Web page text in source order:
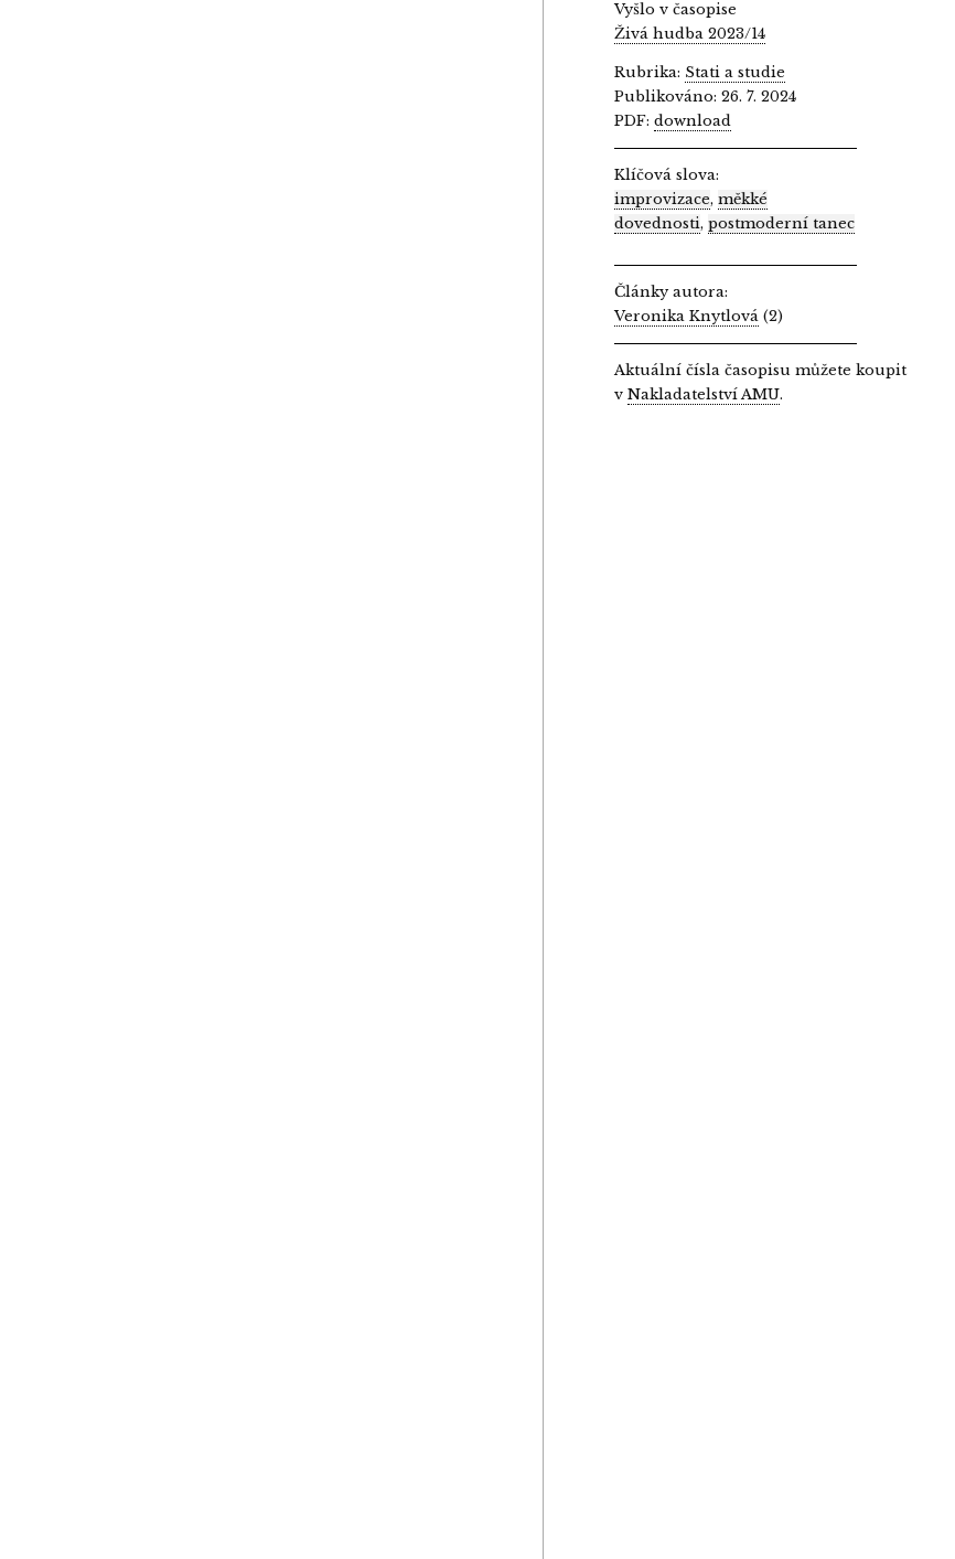
Vyšlo v časopise
Živá hudba 2023/14
Rubrika: Stati a studie
Publikováno: 26. 7. 2024
PDF:download
Klíčová slova:
improvizace,měkké
dovednosti,postmoderní tanec
Články autora:
Veronika Knytlová (2)
Aktuální čísla časopisu můžete koupit
vNakladatelství AMU.